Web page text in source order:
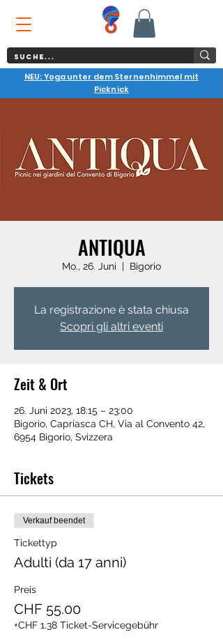
NEU: Yoga unter dem Sternenhimmel mit
Picknick
ANTIQUA
Mo., 26. Juni
  |
Bigorio
La registrazione è stata chiusa
Scopri gli altri eventi
Zeit & Ort
26. Juni 2023, 18:15 – 23:00
Bigorio, Capriasca CH, Via al Convento 42,
6954 Bigorio, Svizzera
Tickets
Verkauf beendet
Tickettyp
Adulti (da 17 anni)
Preis
CHF 55.00
+CHF 1.38 Ticket-Servicegebühr